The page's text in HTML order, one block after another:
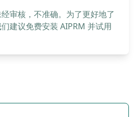
审核，不准确。为了更好地了
建议免费安装 AIPRM 并试用